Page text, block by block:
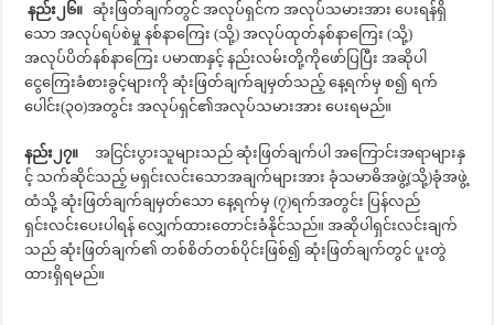
နည်း၂၆။ ဆုံးဖြတ်ချက်တွင် အလုပ်ရှင်က အလုပ်သမားအား ပေးရန်ရှိ
သော အလုပ်ရပ်စဲမှု နစ်နာကြေး (သို့) အလုပ်ထုတ်နစ်နာကြေး (သို့)
အလုပ်ပိတ်နစ်နာကြေး ပမာဏနှင့် နည်းလမ်းတို့ကိုဖော်ပြပြီး အဆိုပါ
ငွေကြေးခံစားခွင့်များကို ဆုံးဖြတ်ချက်ချမှတ်သည့် နေ့ရက်မှ စ၍ ရက်
ပေါင်း(၃၀)အတွင်း အလုပ်ရှင်၏အလုပ်သမားအား ပေးရမည်။
နည်း၂၇။ အငြင်းပွားသူများသည် ဆုံးဖြတ်ချက်ပါ အကြောင်းအရာများနှ
င့် သက်ဆိုင်သည့် မရှင်းလင်းသောအချက်များအား ခုံသမာဓိအဖွဲ့(သို့)ခုံအဖွဲ့
ထံသို့ ဆုံးဖြတ်ချက်ချမှတ်သော နေ့ရက်မှ (၇)ရက်အတွင်း ပြန်လည်
ရှင်းလင်းပေးပါရန် လျှေက်ထားတောင်းခံနိုင်သည်။ အဆိုပါရှင်းလင်းချက်
သည် ဆုံးဖြတ်ချက်၏ တစ်စိတ်တစ်ပိုင်းဖြစ်၍ ဆုံးဖြတ်ချက်တွင် ပူးတွဲ
ထားရှိရမည်။